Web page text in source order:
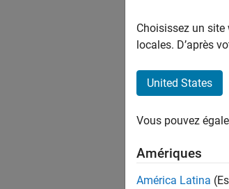
Choisissez un
locales. D’après
United States
Vous pouvez
Amériques
América Latina